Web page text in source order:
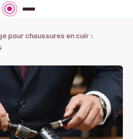
pour chaussures en cuir :